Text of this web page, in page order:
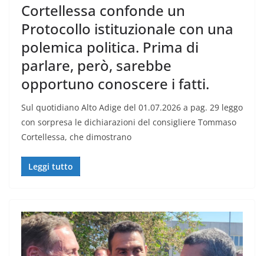
Cortellessa confonde un
Protocollo istituzionale con una
polemica politica. Prima di
parlare, però, sarebbe
opportuno conoscere i fatti.
Sul quotidiano Alto Adige del 01.07.2026 a pag. 29 leggo
con sorpresa le dichiarazioni del consigliere Tommaso
Cortellessa, che dimostrano
Leggi tutto